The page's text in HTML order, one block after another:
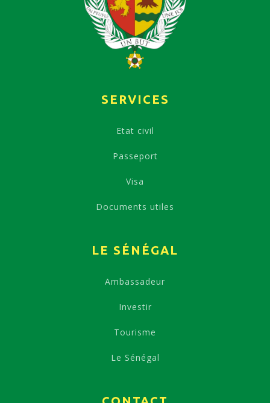
SERVICES
Etat civil
Passeport
Visa
Documents utiles
LE SÉNÉGAL
Ambassadeur
Investir
Tourisme
Le Sénégal